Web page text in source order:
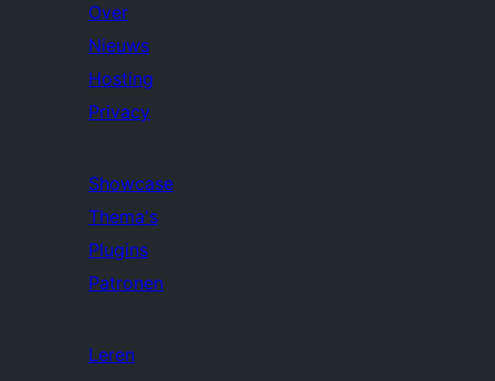
Over
Nieuws
Hosting
Privacy
Showcase
Thema's
Plugins
Patronen
Leren